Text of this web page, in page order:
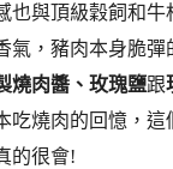
也與頂級穀飼和
氣，豬肉本身脆彈
燒肉醬、玫瑰鹽跟
吃燒肉的回憶，這
的很會!